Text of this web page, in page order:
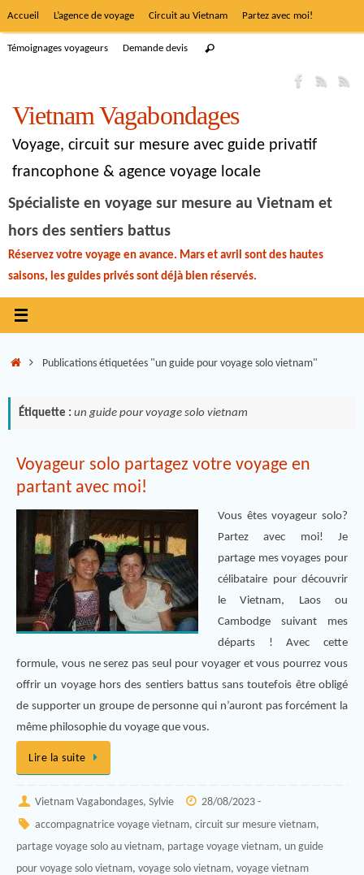
Accueil L’agence de voyage Circuit au Vietnam Partez avec moi!
Témoignages voyageurs Demande devis
Vietnam Vagabondages
Voyage, circuit sur mesure avec guide privatif
francophone & agence voyage locale
Spécialiste en voyage sur mesure au Vietnam et
hors des sentiers battus
Réservez votre voyage en avance. Mars et avril sont des hautes
saisons, les guides privés sont déjà bien réservés.
Publications étiquetées "un guide pour voyage solo vietnam"
Étiquette : un guide pour voyage solo vietnam
Voyageur solo partagez votre voyage en
partant avec moi!
Vous êtes voyageur solo?
Partez avec moi! Je
partage mes voyages pour
célibataire pour découvrir
le Vietnam, Laos ou
Cambodge suivant mes
départs ! Avec cette
formule, vous ne serez pas seul pour voyager et vous pourrez vous
offrir un voyage hors des sentiers battus sans toutefois être obligé
de supporter un groupe de personne qui n’auront pas forcément la
même philosophie du voyage que vous.
Lire la suite
Vietnam Vagabondages, Sylvie 28/08/2023 -
accompagnatrice voyage vietnam, circuit sur mesure vietnam,
partage voyage solo au vietnam, partage voyage vietnam, un guide
pour voyage solo vietnam, voyage solo vietnam, voyage vietnam